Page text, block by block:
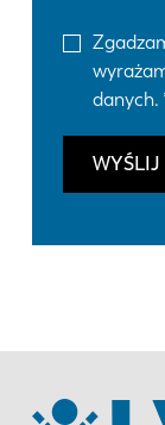
danych.
WYŚLIJ